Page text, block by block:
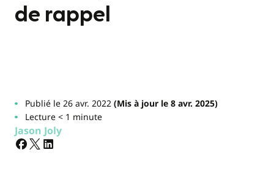
de rappel
Publié le 26 avr. 2022(Mis à jour le 8 avr. 2025)
Lecture < 1 minute
Jason Joly